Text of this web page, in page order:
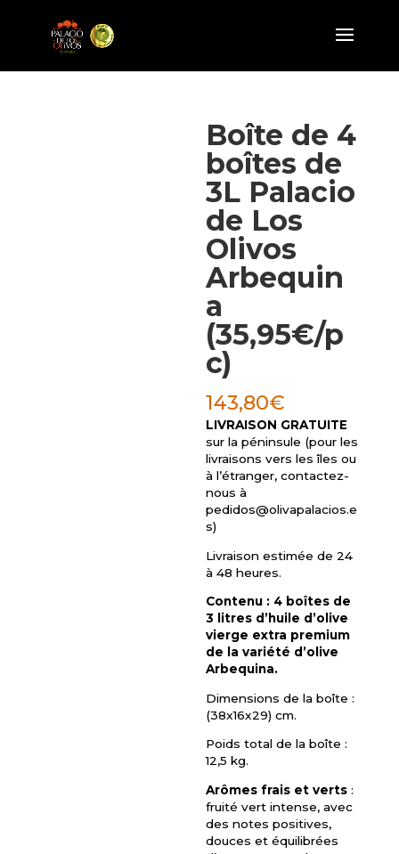
Boîte de 4
boîtes de
3L Palacio
de Los
Olivos
Arbequin
a
(35,95€/p
c)
143,80€
LIVRAISON GRATUITE
sur la péninsule (pour les
livraisons vers les îles ou
à l’étranger, contactez-
nous à
pedidos@olivapalacios.e
s)
Livraison estimée de 24
à 48 heures.
Contenu : 4 boîtes de
3 litres d’huile d’olive
vierge extra premium
de la variété d’olive
Arbequina.
Dimensions de la boîte :
(38x16x29) cm.
Poids total de la boîte :
12,5 kg.
Arômes frais et verts :
fruité vert intense, avec
des notes positives,
douces et équilibrées